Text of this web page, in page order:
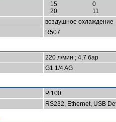
15
0
20
11
воздушное охлаждение
R507
220 л/мин ; 4,7 бар
G1 1/4 AG
Pt100
RS232, Ethernet, USB